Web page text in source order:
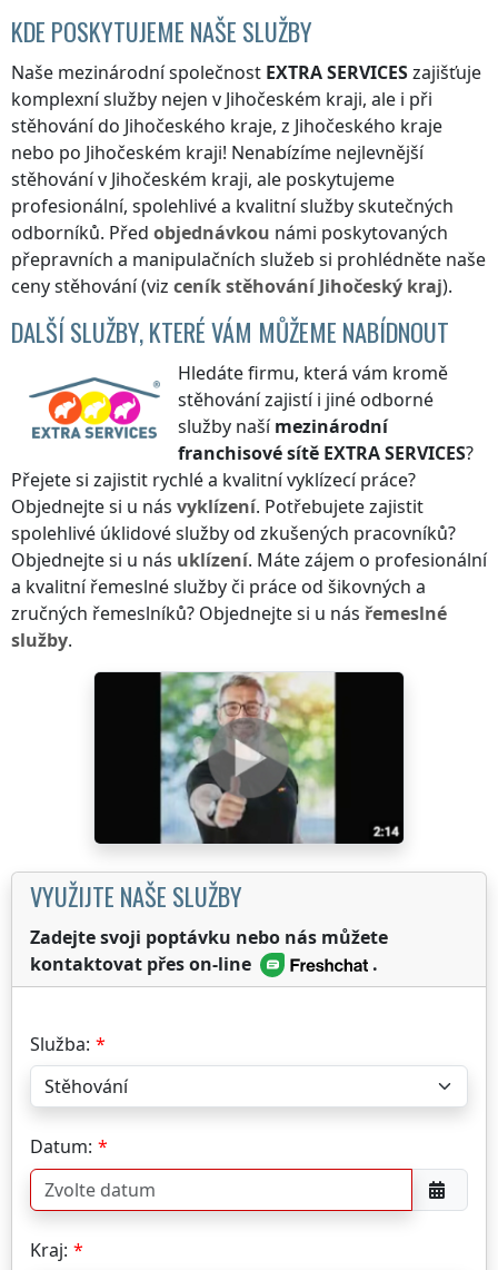
KDE POSKYTUJEME NAŠE SLUŽBY
Naše mezinárodní společnost EXTRA SERVICESzajišťuje
komplexní služby nejen v Jihočeském kraji, ale i při
stěhovánído Jihočeského kraje, z Jihočeského kraje
nebo po Jihočeském kraji! Nenabízíme nejlevnější
stěhovánív Jihočeském kraji, ale poskytujeme
profesionální, spolehlivé a kvalitní služby skutečných
odborníků. Před objednávkou námi poskytovaných
přepravních a manipulačních služeb si prohlédněte naše
ceny stěhování (viz ceníkstěhování Jihočeský kraj).
DALŠÍ SLUŽBY, KTERÉ VÁM MŮŽEME NABÍDNOUT
Hledáte firmu, která vám kromě
stěhování zajistí i jiné odborné
služby našímezinárodní
franchisové sítě EXTRA SERVICES?
Přejete si zajistit rychlé a kvalitní vyklízecí práce?
Objednejte si u nás vyklízení. Potřebujete zajistit
spolehlivé úklidové služby od zkušených pracovníků?
Objednejte si u nás uklízení. Máte zájem o profesionální
a kvalitní řemeslné služby či práce od šikovných a
zručných řemeslníků? Objednejte si u nás řemeslné
služby.
VYUŽIJTE NAŠE SLUŽBY
Zadejte svoji poptávku nebo nás můžete
kontaktovat přes on-line
.
Služba:
Datum:
Kraj: